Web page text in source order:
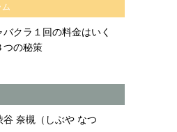
バクラ１回の料金はいく
つの秘策
奈槻（しぶや なつ